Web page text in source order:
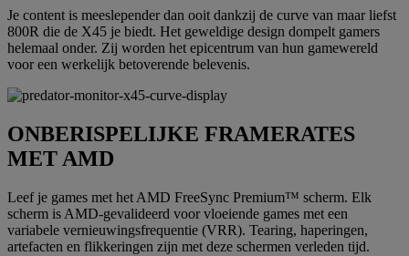
Je content is meeslepender dan ooit dankzij de curve van maar liefst
800R die de X45 je biedt. Het geweldige design dompelt gamers
helemaal onder. Zij worden het epicentrum van hun gamewereld
voor een werkelijk betoverende belevenis.
ONBERISPELIJKE FRAMERATES
MET AMD
Leef je games met het AMD FreeSync Premium™ scherm. Elk
scherm is AMD-gevalideerd voor vloeiende games met een
variabele vernieuwingsfrequentie (VRR). Tearing, haperingen,
artefacten en flikkeringen zijn met deze schermen verleden tijd.